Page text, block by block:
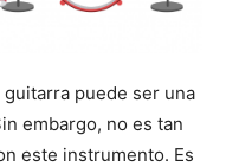
puede ser una
embargo, no es tan
este instrumento. Es